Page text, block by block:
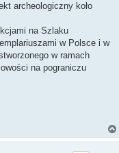
archeologiczny koło
na Szlaku
w Polsce i w
w ramach
na pograniczu